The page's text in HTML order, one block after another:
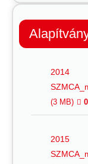
2014
(3 MB) 0
2015